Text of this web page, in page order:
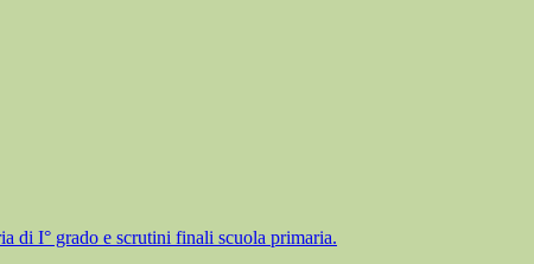
di I° grado e scrutini finali scuola primaria.